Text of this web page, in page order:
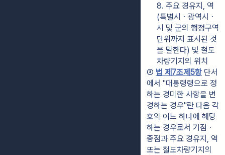
8. 주요 경유지, 역
(특별시ㆍ광역시ㆍ
시 및 군의 행정구역
단위까지 표시된 것
을 말한다) 및 철도
차량기지의 위치
③ 법 제7조제5항 단서
에서 "대통령령으로 정
하는 경미한 사항을 변
경하는 경우"란 다음 각
호의 어느 하나에 해당
하는 경우로서 기점ㆍ
종점과 주요 경유지, 역
또는 철도차량기지의